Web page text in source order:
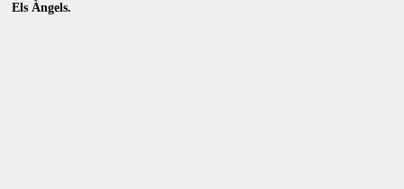
Els Àngels.